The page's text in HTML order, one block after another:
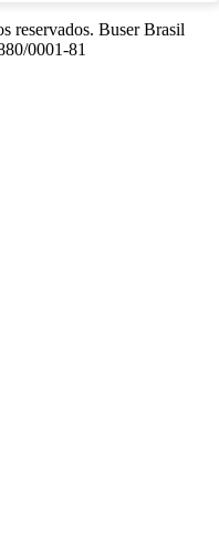
reservados. Buser Brasil
0001-81